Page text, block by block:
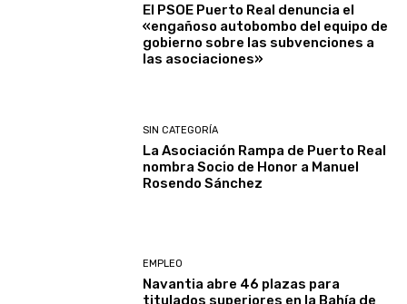
El PSOE Puerto Real denuncia el
«engañoso autobombo del equipo de
gobierno sobre las subvenciones a
las asociaciones»
SIN CATEGORÍA
La Asociación Rampa de Puerto Real
nombra Socio de Honor a Manuel
Rosendo Sánchez
EMPLEO
Navantia abre 46 plazas para
titulados superiores en la Bahía de